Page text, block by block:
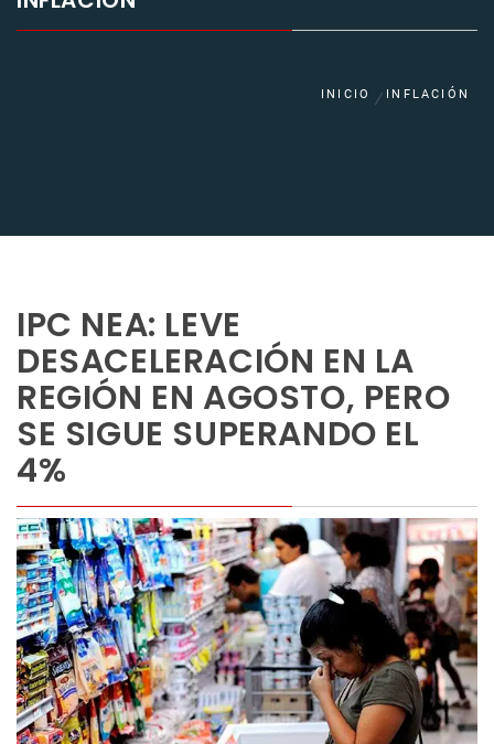
INICIO INFLACIÓN
IPC NEA: LEVE
DESACELERACIÓN EN LA
REGIÓN EN AGOSTO, PERO
SE SIGUE SUPERANDO EL
4%